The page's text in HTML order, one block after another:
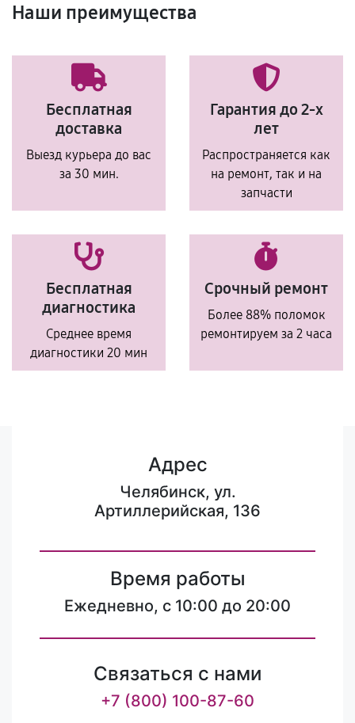
Наши преимущества
Бесплатная
доставка
Выезд курьера до вас
за 30 мин.
Гарантия до 2-х
лет
Распространяется как
на ремонт, так и на
запчасти
Бесплатная
диагностика
Среднее время
диагностики 20 мин
Срочный ремонт
Более 88% поломок
ремонтируем за 2 часа
Адрес
Челябинск, ул.
Артиллерийская, 136
Время работы
Ежедневно, с 10:00 до 20:00
Связаться с нами
+7 (800) 100-87-60